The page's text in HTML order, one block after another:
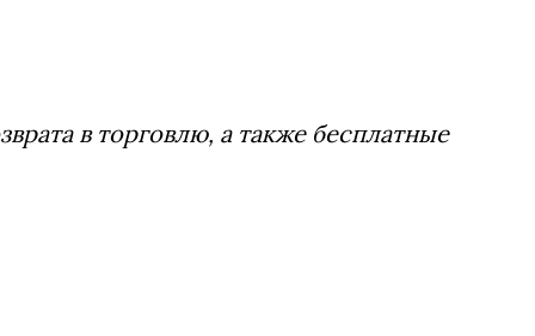
в торговлю, а также бесплатные